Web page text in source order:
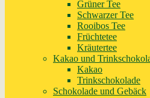
Grüner Tee
Schwarzer Tee
Rooibos Tee
Früchtetee
Kräutertee
Kakao und
Kakao
Trinkschokolade
Schokolade und Gebäck